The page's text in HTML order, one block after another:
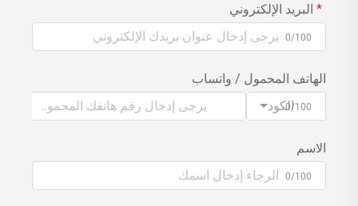
البريد الإلكتروني
0/100
الهاتف المحمول / واتساب
الكود0/100
الاسم
0/100